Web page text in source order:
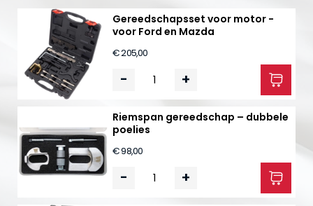
Gereedschapsset voor motor -
voor Ford en Mazda
€ 205,00
- +
Riemspan gereedschap – dubbele
poelies
€ 98,00
- +